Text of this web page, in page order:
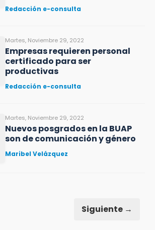
Redacción e-consulta
Martes, Noviembre 29, 2022
Empresas requieren personal
certificado para ser
productivas
Redacción e-consulta
Martes, Noviembre 29, 2022
Nuevos posgrados en la BUAP
son de comunicación y género
Maribel Velázquez
Siguiente →